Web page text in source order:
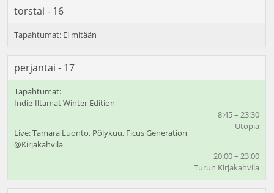
torstai - 16
perjantai - 17
Indie-Iltamat Winter Edition
8:45 – 23:30
Utopia
Live: Tamara Luonto, Pölykuu, Ficus Generation
@Kirjakahvila
20:00 – 23:00
Turun Kirjakahvila